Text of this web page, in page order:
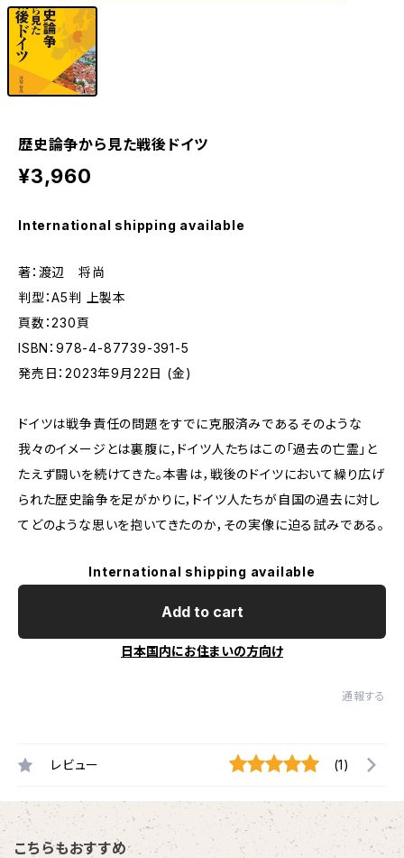
歴史論争から見た戦後ドイツ
¥3,960
International shipping available
著：渡辺 将尚
判型：A5判 上製本
頁数：230頁
ISBN：978-4-87739-391-5
発売日：2023年9月22日 (金)
ドイツは戦争責任の問題をすでに克服済みである――そのような
我々のイメージとは裏腹に，ドイツ人たちはこの「過去の亡霊」と
たえず闘いを続けてきた。本書は，戦後のドイツにおいて繰り広げ
られた歴史論争を足がかりに，ドイツ人たちが自国の過去に対し
てどのような思いを抱いてきたのか，その実像に迫る試みである。
International shipping available
Add to cart
日本国内にお住まいの方向け
通報する
レビュー (1)
こちらもおすすめ